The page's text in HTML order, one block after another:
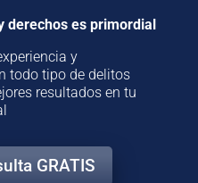
derechos es primordial
y
todo tipo de delitos
resultados en tu
GRATIS